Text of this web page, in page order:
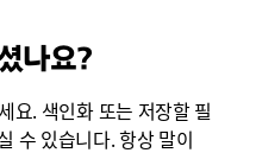
나요?
요. 색인화 또는 저장할 필
수 있습니다. 항상 말이